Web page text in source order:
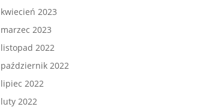
kwiecień 2023
marzec 2023
listopad 2022
październik 2022
lipiec 2022
luty 2022